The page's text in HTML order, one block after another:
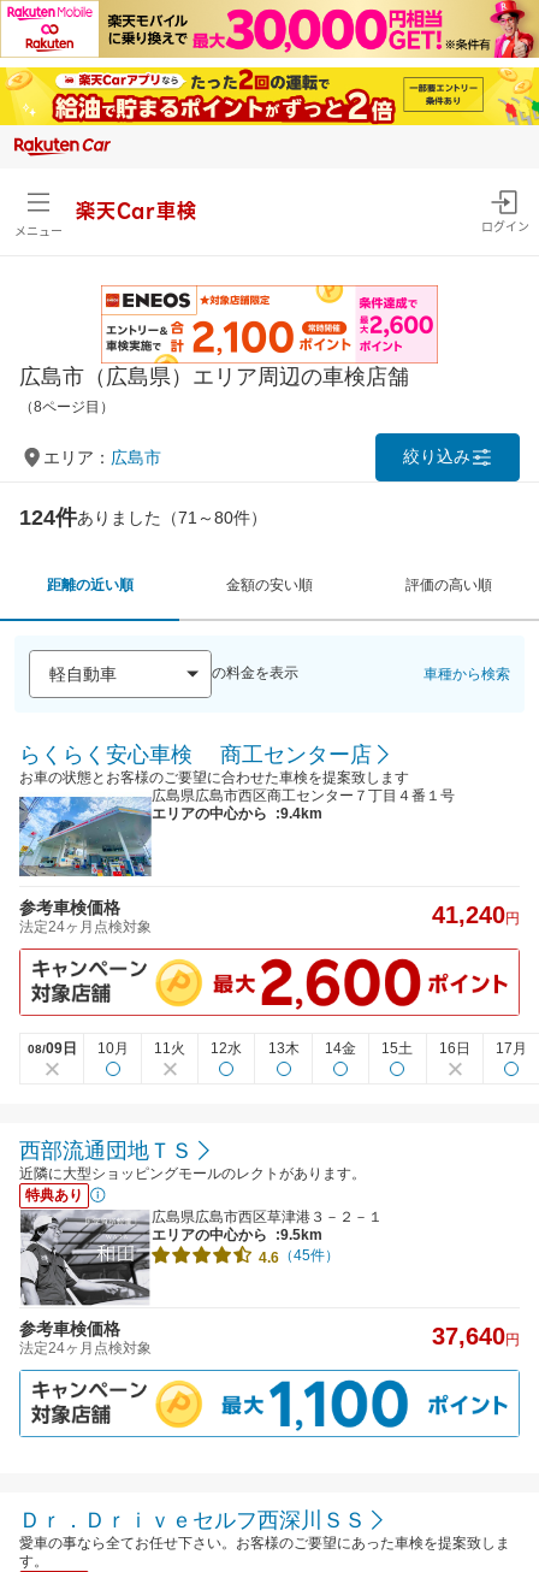
メニュー
楽天Car車検
ログイン
広島市（広島県）エリア周辺の車検店舗
（8ページ目）
エリア： 広島市 絞り込み
124件ありました（71～80件）
距離の近い順 金額の安い順 評価の高い順
の料金を表示 車種から検索
らくらく安心車検 商工センター店
お車の状態とお客様のご要望に合わせた車検を提案致します
広島県広島市西区商工センター７丁目４番１号
エリアの中心から
:9.4km
参考車検価格
法定24ヶ月点検対象 41,240円
08/09日 10月 11火 12水 13木 14金 15土 16日 17月
西部流通団地ＴＳ
近隣に大型ショッピングモールのレクトがあります。
特典あり
広島県広島市西区草津港３－２－１
エリアの中心から
:9.5km
4.6 （45件）
参考車検価格
法定24ヶ月点検対象 37,640円
Ｄｒ．Ｄｒｉｖｅセルフ西深川ＳＳ
愛車の事なら全てお任せ下さい。お客様のご要望にあった車検を提案致しま
す。